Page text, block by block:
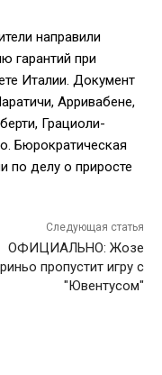
направили
гарантий при
Италии. Документ
Арривабене,
Грациоли-
Бюрократическая
по делу о приросте
Следующая статья
ОФИЦИАЛЬНО: Жозе
пропустит игру с
"Ювентусом"